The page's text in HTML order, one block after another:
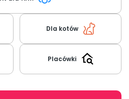
Dla kotów
Placówki